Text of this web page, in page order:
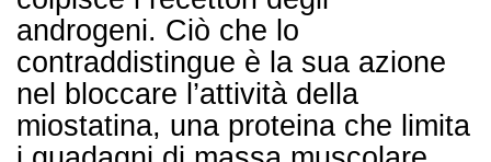
androgeni. Ciò che lo
contraddistingue è la sua azione
nel bloccare l’attività della
miostatina, una proteina che limita